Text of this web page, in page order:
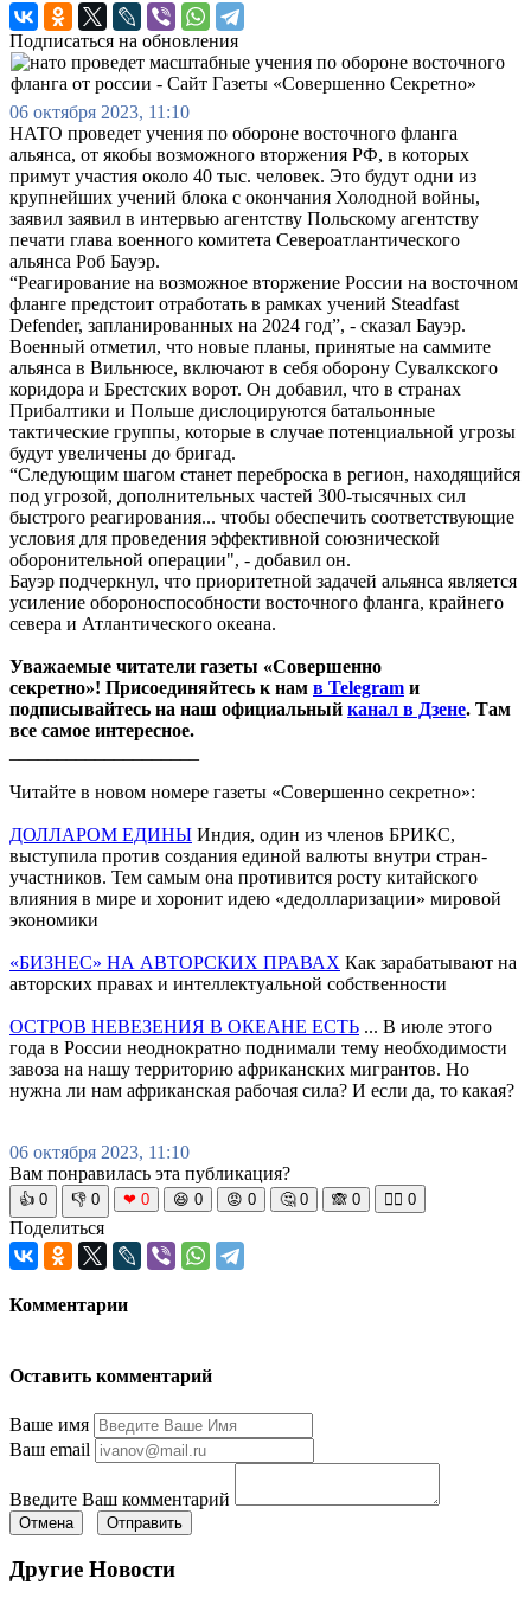
Подписаться на обновления
06 октября 2023, 11:10
НАТО проведет учения по обороне восточного фланга
альянса, от якобы возможного вторжения РФ, в которых
примут участия около 40 тыс. человек. Это будут одни из
крупнейших учений блока с окончания Холодной войны,
заявил заявил в интервью агентству Польскому агентству
печати глава военного комитета Североатлантического
альянса Роб Бауэр.
“Реагирование на возможное вторжение России на восточном
фланге предстоит отработать в рамках учений Steadfast
Defender, запланированных на 2024 год”, - сказал Бауэр.
Военный отметил, что новые планы, принятые на саммите
альянса в Вильнюсе, включают в себя оборону Сувалкского
коридора и Брестских ворот. Он добавил, что в странах
Прибалтики и Польше дислоцируются батальонные
тактические группы, которые в случае потенциальной угрозы
будут увеличены до бригад.
“Следующим шагом станет переброска в регион, находящийся
под угрозой, дополнительных частей 300-тысячных сил
быстрого реагирования... чтобы обеспечить соответствующие
условия для проведения эффективной союзнической
оборонительной операции", - добавил он.
Бауэр подчеркнул, что приоритетной задачей альянса является
усиление обороноспособности восточного фланга, крайнего
севера и Атлантического океана.
Уважаемые читатели газеты «Совершенно
секретно»! Присоединяйтесь к нам в Telegram и
подписывайтесь на наш официальный канал в Дзене. Там
все самое интересное.
Читайте в новом номере газеты «Совершенно секретно»:
ДОЛЛАРОМ ЕДИНЫ Индия, один из членов БРИКС,
выступила против создания единой валюты внутри стран-
участников. Тем самым она противится росту китайского
влияния в мире и хоронит идею «дедолларизации» мировой
экономики
«БИЗНЕС» НА АВТОРСКИХ ПРАВАХ Как зарабатывают на
авторских правах и интеллектуальной собственности
ОСТРОВ НЕВЕЗЕНИЯ В ОКЕАНЕ ЕСТЬ ... В июле этого
года в России неоднократно поднимали тему необходимости
завоза на нашу территорию африканских мигрантов. Но
нужна ли нам африканская рабочая сила? И если да, то какая?
06 октября 2023, 11:10
Вам понравилась эта публикация?
👍 0 👎 0 ❤ 0 😆 0 😡 0 🤔 0 🙈 0 🧘‍♀️ 0
Поделиться
Комментарии
Оставить комментарий
Ваше имя
Ваш email
Введите Ваш комментарий
Отмена Отправить
Другие Новости